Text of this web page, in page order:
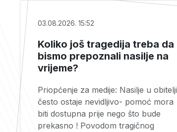
03.08.2026. 15:52
Koliko još tragedija treba da
bismo prepoznali nasilje na
vrijeme?
Priopćenje za medije: Nasilje u obitelji
često ostaje nevidljivo- pomoć mora
biti dostupna prije nego što bude
prekasno ! Povodom tragičnog